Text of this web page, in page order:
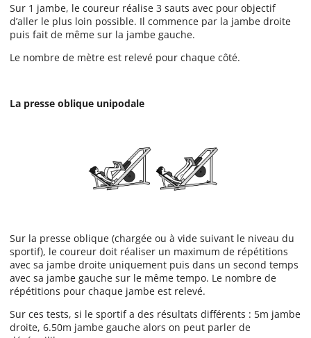
Sur 1 jambe, le coureur réalise 3 sauts avec pour objectif
d’aller le plus loin possible. Il commence par la jambe droite
puis fait de même sur la jambe gauche.
Le nombre de mètre est relevé pour chaque côté.
La presse oblique unipodale
Sur la presse oblique (chargée ou à vide suivant le niveau du
sportif), le coureur doit réaliser un maximum de répétitions
avec sa jambe droite uniquement puis dans un second temps
avec sa jambe gauche sur le même tempo. Le nombre de
répétitions pour chaque jambe est relevé.
Sur ces tests, si le sportif a des résultats différents : 5m jambe
droite, 6.50m jambe gauche alors on peut parler de